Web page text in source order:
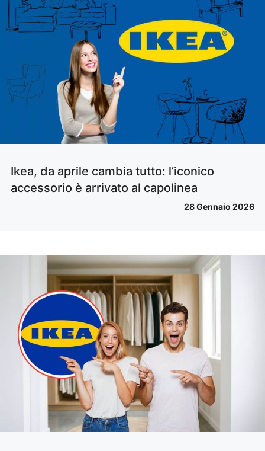
Ikea, da aprile cambia tutto: l’iconico
accessorio è arrivato al capolinea
28 Gennaio 2026